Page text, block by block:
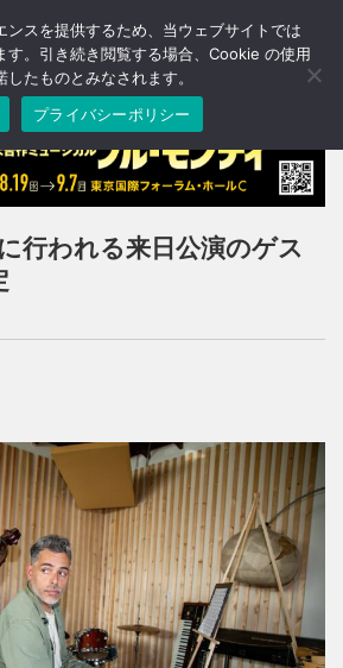
T
o
n
a
v
g
o
行われる来日公演のゲス
ンスを提供するため、当ウェブサイトでは
す。引き続き閲覧する場合、Cookie の使用
したものとみなされます。
プライバシーポリシー